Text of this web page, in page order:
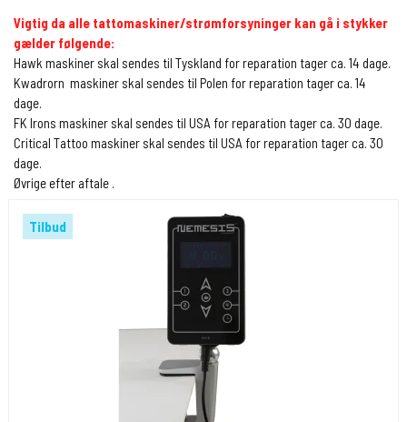
Vigtig da alle tattomaskiner/strømforsyninger kan gå i stykker
gælder følgende:
Hawk maskiner skal sendes til Tyskland for reparation tager ca. 14 dage.
Kwadrorn maskiner skal sendes til Polen for reparation tager ca. 14
dage.
FK Irons maskiner skal sendes til USA for reparation tager ca. 30 dage.
Critical Tattoo maskiner skal sendes til USA for reparation tager ca. 30
dage.
Øvrige efter aftale .
Tilbud